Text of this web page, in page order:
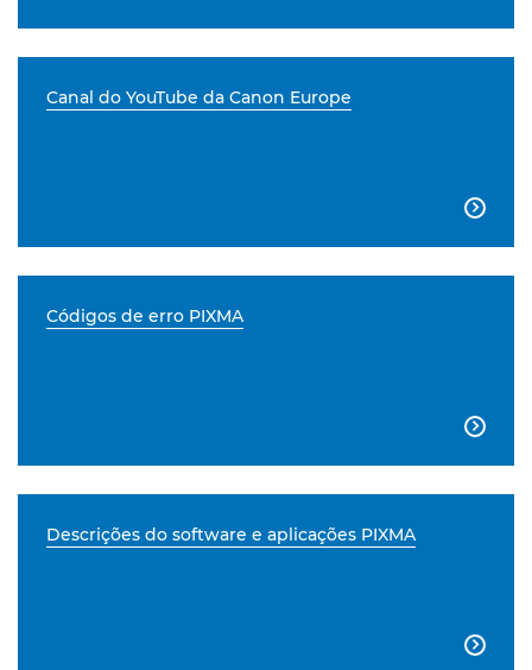
Canal do YouTube da Canon Europe

Códigos de erro PIXMA

Descrições do software e aplicações PIXMA
